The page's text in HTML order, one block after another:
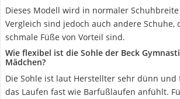
Dieses Modell wird in normaler
Vergleich sind jedoch auch andere Schuhe,
schmale Füße von Vorteil sind.
Wie flexibel ist die Sohle der Beck
Mädchen?
Die Sohle ist laut Herstellter sehr dünn und
das Laufen fast wie Barfußlaufen anfühlt.